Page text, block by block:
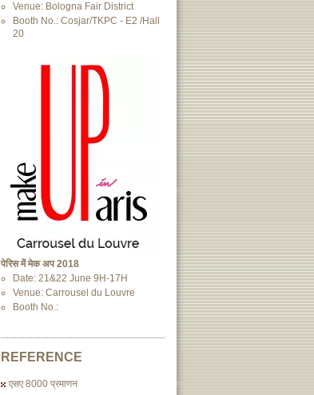
Venue: Bologna Fair District
Booth No.: Cosjar/TKPC - E2 /Hall
20
पेरिस में मेक अप 2018
Date: 21&22 June 9H-17H
Venue: Carrousel du Louvre
Booth No.:
REFERENCE
एसए 8000 प्रमाणन